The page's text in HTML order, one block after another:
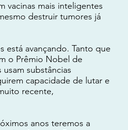
vacinas mais inteligentes
destruir tumores já
está avançando. Tanto que
o Prêmio Nobel de
substâncias
capacidade de lutar e
recente,
anos teremos a